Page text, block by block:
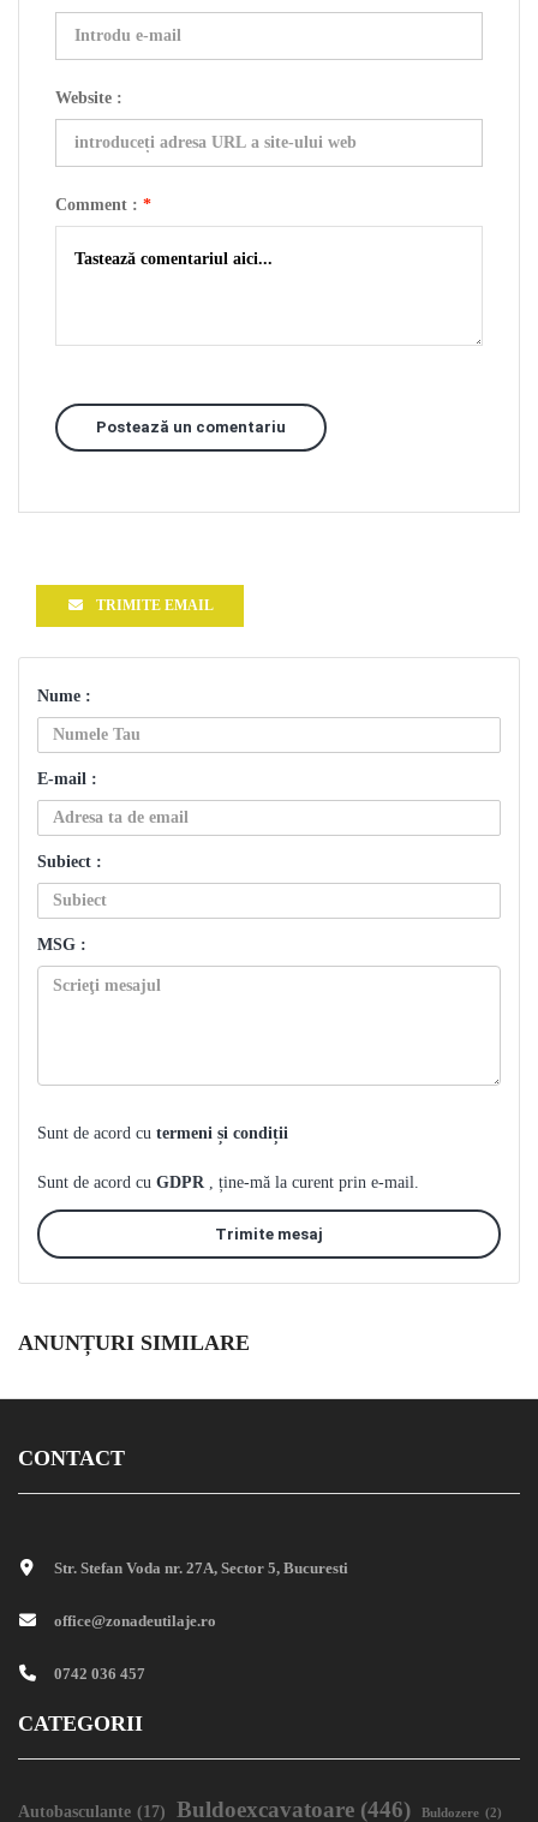
Website :
Comment : *
Postează un comentariu
TRIMITE EMAIL
Nume :
E-mail :
Subiect :
MSG :
Sunt de acord cu termeni și condiții
Sunt de acord cu GDPR , ține-mă la curent prin e-mail.
Trimite mesaj
ANUNȚURI SIMILARE
CONTACT
Str. Stefan Voda nr. 27A, Sector 5, Bucuresti
office@zonadeutilaje.ro
0742 036 457
CATEGORII
Autobasculante (17) Buldoexcavatoare (446) Buldozere (2)